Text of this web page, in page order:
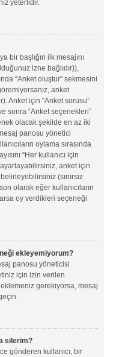
yeterlidir.
bir başlığın ilk mesajını
izne bağlıdır)),
“Anket oluştur” sekmesini
anket
Anket için “Anket sorusu”
sonra “Anket seçenekleri”
olacak şekilde en az iki
panosu yönetici
oylama sırasında
“Her kullanıcı için
anket için
(sınırsız
olarak eğer kullanıcıların
oy verdikleri seçeneği
ekleyemiyorum?
panosu yöneticisi
için izin verilen
gerekiyorsa, mesaj
silerim?
gönderen kullanıcı, bir